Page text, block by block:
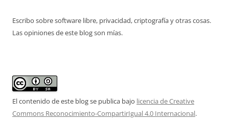
Escribo sobre software libre, privacidad, criptografía y otras cosas.
Las opiniones de este blog son mías.
El contenido de este blog se publica bajo licencia de Creative
Commons Reconocimiento-CompartirIgual 4.0 Internacional.